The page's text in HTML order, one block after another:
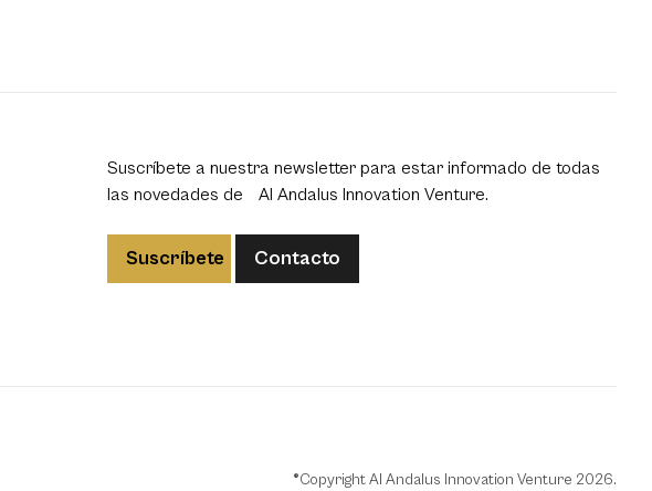
Suscríbete a nuestra newsletter para estar informado de todas
las novedades de Al Andalus Innovation Venture.
Suscríbete Contacto
®Copyright Al Andalus Innovation Venture 2026.